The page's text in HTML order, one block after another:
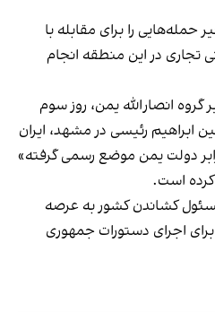
حمله‌هایی را برای مقابله با
تجاری در این منطقه انجام
گروه انصارالله یمن، روز سوم
ابراهیم رئیسی در مشهد، ایران
دولت یمن موضع رسمی گرفته»
است.
کشاندن کشور به عرصه
اجرای دستورات جمهوری